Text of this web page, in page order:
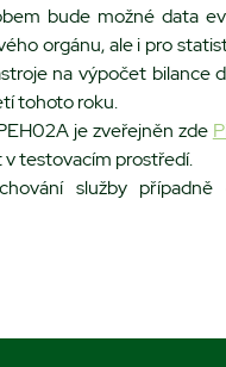
bude možné data
orgánu, ale i pro
na výpočet bilance
tohoto roku.
je zveřejněn zde
v testovacím prostředí.
služby